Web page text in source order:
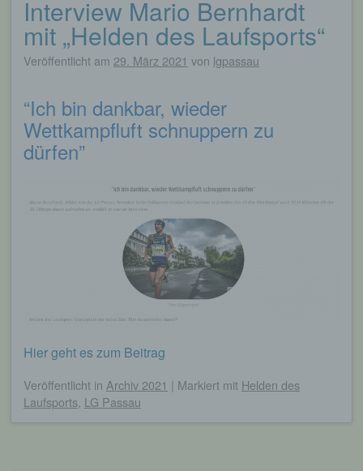
Beitragsnavigation
Interview Mario Bernhardt
mit „Helden des Laufsports“
Veröffentlicht am 29. März 2021 von lgpassau
“Ich bin dankbar, wieder
Wettkampfluft schnuppern zu
dürfen”
Hier geht es zum Beitrag
Veröffentlicht in Archiv 2021 | Markiert mit Helden des
Laufsports LG Passau